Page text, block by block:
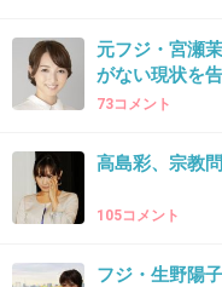
母子家庭で育ち、
母親とも話し合い
結婚したのだから、
その宗教を理解し
北川家に入った事
同情すべき事は１
元フジ・宮瀬
がない現状を
73コメント
高島彩、宗教
105コメント
フジ・生野陽